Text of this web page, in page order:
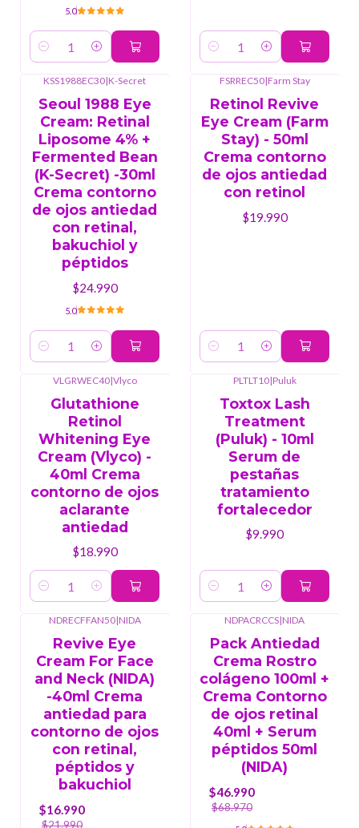
5.0
Cantidad Cantidad
KSS1988EC30|K-Secret
Seoul 1988 Eye
Cream: Retinal
Liposome 4% +
Fermented Bean
(K-Secret) -30ml
Crema contorno
de ojos antiedad
con retinal,
bakuchiol y
péptidos
$24.990
5.0
Cantidad
FSRREC50|Farm Stay
Retinol Revive
Eye Cream (Farm
Stay) - 50ml
Crema contorno
de ojos antiedad
con retinol
$19.990
Cantidad
VLGRWEC40|Vlyco
Glutathione
Retinol
Whitening Eye
Cream (Vlyco) -
40ml Crema
contorno de ojos
aclarante
antiedad
$18.990
Cantidad
PLTLT10|Puluk
Toxtox Lash
Treatment
(Puluk) - 10ml
Serum de
pestañas
tratamiento
fortalecedor
$9.990
Cantidad
NDRECFFAN50|NIDA
Revive Eye
Cream For Face
and Neck (NIDA)
-40ml Crema
antiedad para
contorno de ojos
con retinal,
péptidos y
bakuchiol
$16.990
$21.990
NDPACRCCS|NIDA
Pack Antiedad
Crema Rostro
colágeno 100ml +
Crema Contorno
de ojos retinal
40ml + Serum
péptidos 50ml
(NIDA)
$46.990
$68.970